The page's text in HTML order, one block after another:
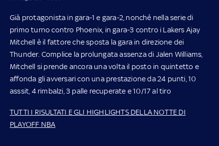
Già protagonista in gara-1 e gara-2, nonché nella serie di
primo turno contro Phoenix, in gara-3 contro i Lakers Ajay
Mitchell è il fattore che sposta la gara in direzione dei
Thunder. Complice la prolungata assenza di Jalen Williams,
Mitchell si prende ancora una volta il posto in quintetto e
affonda gli avversari con una prestazione da 24 punti, 10
asssit, 4 rimbalzi, 3 palle recuperate e 10/17 al tiro
TUTTI I RISULTATI E GLI HIGHLIGHTS DELLA NOTTE DI
PLAYOFF NBA